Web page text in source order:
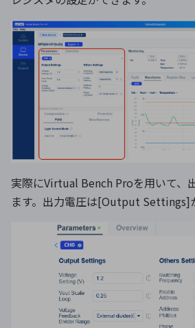
実際にVirtual Bench Proを用いて、
ます。出力電圧は[Output Settings]